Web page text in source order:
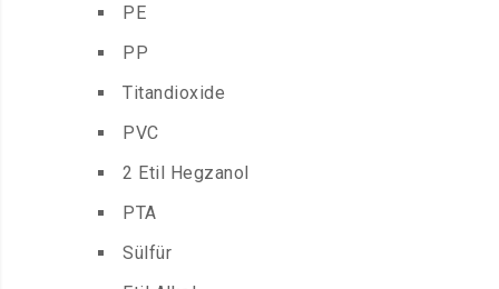
PE
PP
Titandioxide
PVC
2 Etil Hegzanol
PTA
Sülfür